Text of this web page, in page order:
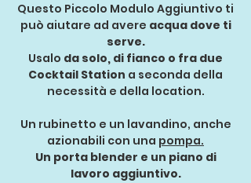
Questo Piccolo Modulo Aggiuntivo ti
può aiutare ad avere acqua dove ti
serve.
Usalo da solo, di fianco o fra due
Cocktail Station a seconda della
necessità e della location.
Un rubinetto e un lavandino, anche
azionabili con una pompa.
Un porta blender e un piano di
lavoro aggiuntivo.